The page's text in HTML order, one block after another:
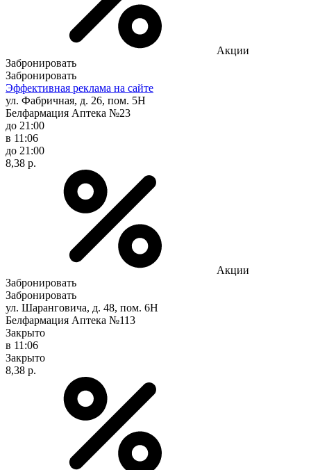
Акции
Забронировать
Забронировать
Эффективная реклама на сайте
ул. Фабричная, д. 26, пом. 5Н
Белфармация Аптека №23
до 21:00
в 11:06
до 21:00
8,38 р.
Акции
Забронировать
Забронировать
ул. Шаранговича, д. 48, пом. 6Н
Белфармация Аптека №113
Закрыто
в 11:06
Закрыто
8,38 р.